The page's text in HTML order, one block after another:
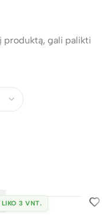
produktą, gali palikti
LIKO 3 VNT.